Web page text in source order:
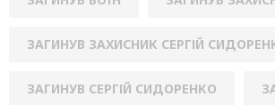
ЗАГИНУВ ЗАХИСНИК СЕРГІЙ
ЗАГИНУВ СЕРГІЙ СИДОРЕНКО